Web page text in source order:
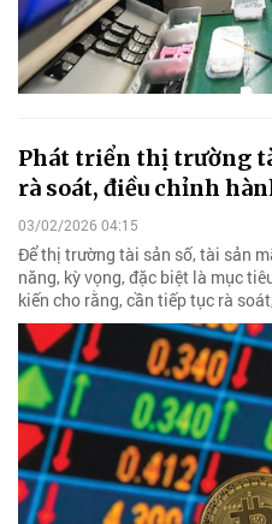
Phát triển thị trường
rà soát, điều chỉnh
03/02/2026 04:15
Để thị trường tài sản số, tài sản
năng, kỳ vọng, đặc biệt là mục
kiến cho rằng, cần tiếp tục rà